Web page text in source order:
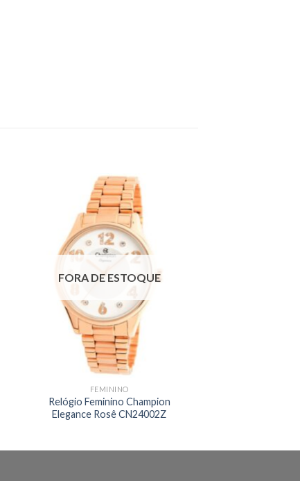
FORA DE ESTOQUE
FEMININO
Relógio Feminino Champion
Elegance Rosê CN24002Z